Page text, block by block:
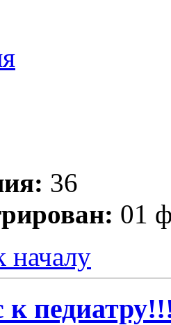
36
01
началу
к